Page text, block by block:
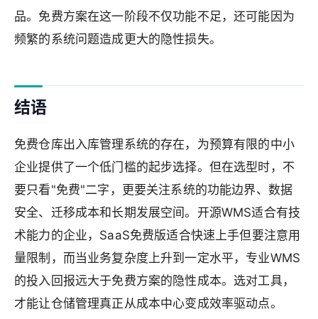
品。免费方案在这一阶段不仅功能不足，还可能因为
频繁的系统问题造成更大的隐性损失。
结语
免费仓库出入库管理系统的存在，为预算有限的中小
企业提供了一个低门槛的起步选择。但在选型时，不
要只看"免费"二字，更要关注系统的功能边界、数据
安全、迁移成本和长期发展空间。开源WMS适合有技
术能力的企业，SaaS免费版适合快速上手但要注意用
量限制，而当业务复杂度上升到一定水平，专业WMS
的投入回报远大于免费方案的隐性成本。选对工具，
才能让仓储管理真正从成本中心变成效率驱动点。